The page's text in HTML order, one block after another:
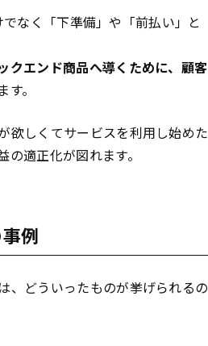
なく「下準備」や「前払い」と
クエンド商品へ導くために、顧客
す。
欲しくてサービスを利用し始めた
適正化が図れます。
例
、どういったものが挙げられるの